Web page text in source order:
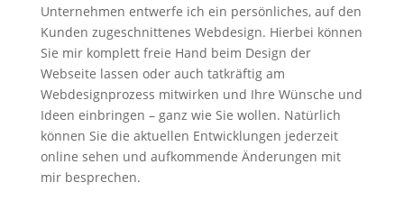
Unternehmen entwerfe ich ein persönliches, auf den
Kunden zugeschnittenes Webdesign. Hierbei können
Sie mir komplett freie Hand beim Design der
Webseite lassen oder auch tatkräftig am
Webdesignprozess mitwirken und Ihre Wünsche und
Ideen einbringen – ganz wie Sie wollen. Natürlich
können Sie die aktuellen Entwicklungen jederzeit
online sehen und aufkommende Änderungen mit
mir besprechen.